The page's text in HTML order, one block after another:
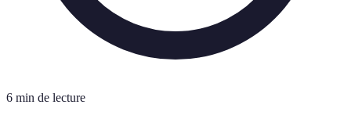
6 min de lecture